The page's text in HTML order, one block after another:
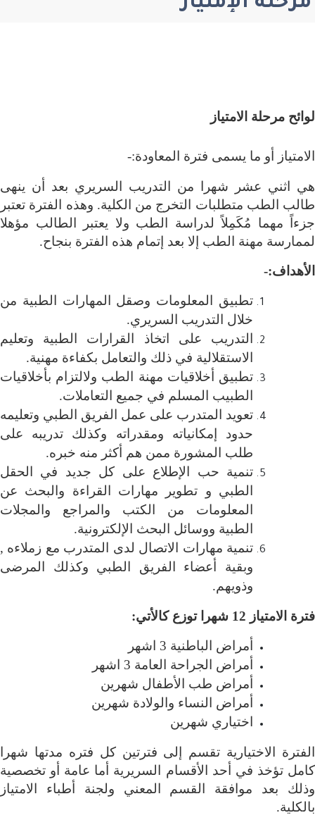
لوائح مرحلة الامتياز
الامتياز أو ما يسمى فترة المعاودة:-
هي اثني عشر شهرا من التدريب السريري بعد أن ينهى
طالب الطب متطلبات التخرج من الكلية. وهذه الفترة تعتبر
جزءاً مهما مُكَمِلاً لدراسة الطب ولا يعتبر الطالب مؤهلا
لممارسة مهنة الطب إلا بعد إتمام هذه الفترة بنجاح.
الأهداف:
-
تطبيق المعلومات وصقل المهارات الطبية من
خلال التدريب السريري.
التدريب على اتخاذ القرارات الطبية وتعليم
الاستقلالية في ذلك والتعامل بكفاءة مهنية.
تطبيق أخلاقيات مهنة الطب ولالتزام بأخلاقيات
الطبيب المسلم في جميع التعاملات.
تعويد المتدرب على عمل الفريق الطبي وتعليمه
حدود إمكانياته ومقدراته وكذلك تدريبه على
طلب المشورة ممن هم أكثر منه خبره.
تنمية حب الإطلاع على كل جديد في الحقل
الطبي و تطوير مهارات القراءة والبحث عن
المعلومات من الكتب والمراجع والمجلات
الطبية ووسائل البحث الإلكترونية.
تنمية مهارات الاتصال لدى المتدرب مع زملاءه ,
وبقية أعضاء الفريق الطبي وكذلك المرضى
وذويهم.
فترة الامتياز 12 شهرا توزع كالأتي
:
أمراض الباطنية 3 اشهر
أمراض الجراحة العامة 3 اشهر
أمراض طب الأطفال شهرين
أمراض النساء والولادة شهرين
اختياري شهرين
الفترة الاختيارية تقسم إلى فترتين كل فتره مدتها شهرا
كامل تؤخذ في أحد الأقسام السريرية أما عامة أو تخصصية
وذلك بعد موافقة القسم المعني ولجنة أطباء الامتياز
بالكلية.